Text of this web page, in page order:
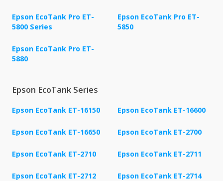
Epson EcoTank Pro ET-
5800 Series
Epson EcoTank Pro ET-
5850
Epson EcoTank Pro ET-
5880
Epson EcoTank Series
Epson EcoTank ET-16150 Epson EcoTank ET-16600
Epson EcoTank ET-16650 Epson EcoTank ET-2700
Epson EcoTank ET-2710 Epson EcoTank ET-2711
Epson EcoTank ET-2712 Epson EcoTank ET-2714